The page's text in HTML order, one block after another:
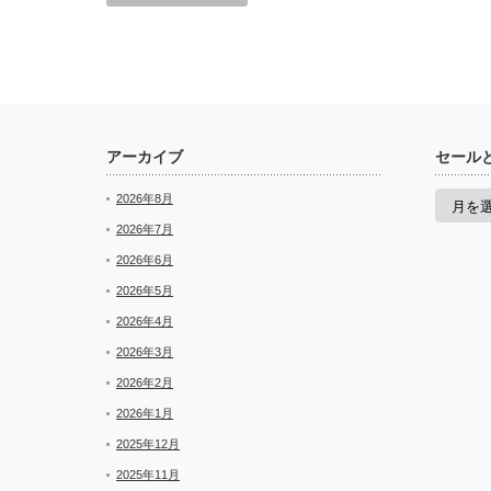
アーカイブ
2026年8月
2026年7月
2026年6月
2026年5月
2026年4月
2026年3月
2026年2月
2026年1月
2025年12月
2025年11月
セール
セ